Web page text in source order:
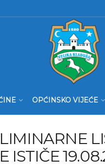
OPĆINSKO VIJEĆE
ISTIČE